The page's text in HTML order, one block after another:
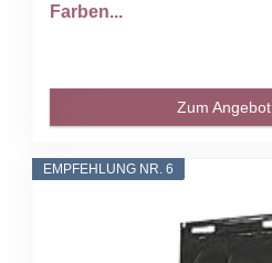
Farben...
Zum Angebot
EMPFEHLUNG NR. 6